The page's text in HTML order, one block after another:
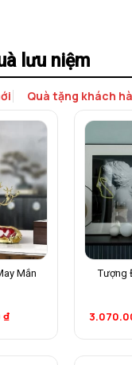
lưu niệm
Quà tặng khách
Mắn
₫
Tượng